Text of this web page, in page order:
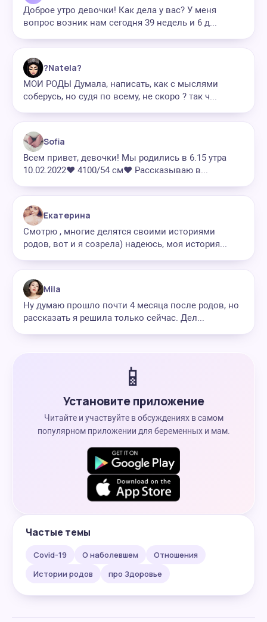
Доброе утро девочки! Как дела у вас? У меня
вопрос возник нам сегодня 39 недель и 6 д...
?Natela?
МОИ РОДЫ Думала, написать, как с мыслями
соберусь, но судя по всему, не скоро ? так ч...
Sofia
Всем привет, девочки! Мы родились в 6.15 утра
10.02.2022❤️ 4100/54 см❤️ Рассказываю в...
Екатерина
Смотрю , многие делятся своими историями
родов, вот и я созрела) надеюсь, моя история...
Mila
Ну думаю прошло почти 4 месяца после родов, но
рассказать я решила только сейчас. Дел...
📱
Установите приложение
Читайте и участвуйте в обсуждениях в самом
популярном приложении для беременных и мам.
Частые темы
Covid-19 О наболевшем
Отношения
Истории родов
про Здоровье